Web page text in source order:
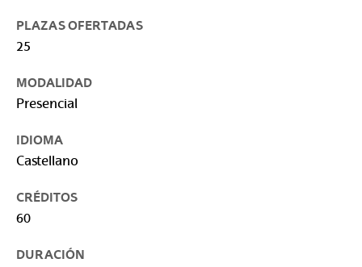
PLAZAS OFERTADAS
25
MODALIDAD
Presencial
IDIOMA
Castellano
CRÉDITOS
60
DURACIÓN